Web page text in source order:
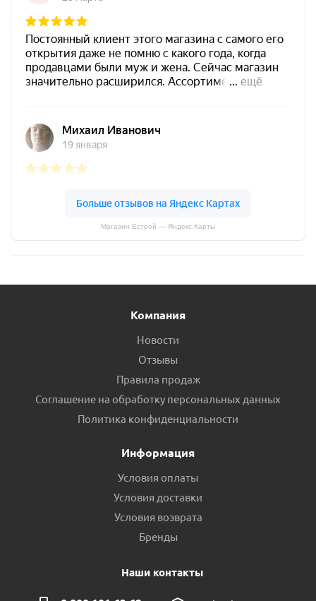
Магазин Естрой — Яндекс.Карты
Компания
Новости
Отзывы
Правила продаж
Соглашение на обработку персональных данных
Политика конфиденциальности
Информация
Условия оплаты
Условия доставки
Условия возврата
Бренды
Наши контакты